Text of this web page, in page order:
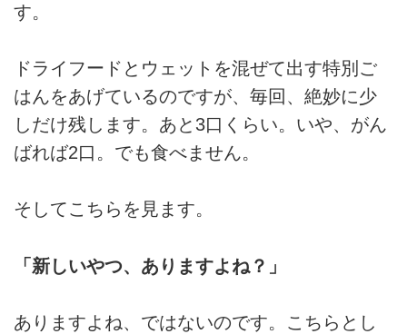
す。
ドライフードとウェットを混ぜて出す特別ご
はんをあげているのですが、毎回、絶妙に少
しだけ残します。あと3口くらい。いや、がん
ばれば2口。でも食べません。
そしてこちらを見ます。
「新しいやつ、ありますよね？」
ありますよね、ではないのです。こちらとし